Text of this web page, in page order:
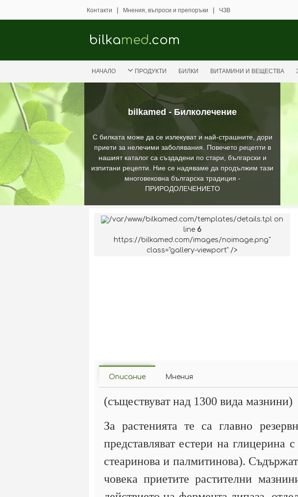
bilkamed - Билколечение
С билката може да се излекуват и най-страшните, дори
приети за нелечими заболявания. Повечето рецепти в
нашият каталог са създадени по стари, български и
изпитани рецепти. Ние се надяваме да продължим тази
многовековна българска традиция -
ПРИРОДОЛЕЧЕНИЕТО
Контакти | Мнения, въпроси и препоръки | ЧЗВ
bilkamed.com
НАЧАЛО ПРОДУКТИ БИЛКИ ВИТАМИНИ И ВЕЩЕСТВА
/var/www/bilkamed.com/templates/details.tpl on
line 6
https://bilkamed.com/images/noimage.png"
class="gallery-viewport" />
Описание Мнения
(съществуват над 1300 вида мазнини)
За растенията те са главно
представляват естери на
стеаринова и палмитинова).
човека приетите растителни